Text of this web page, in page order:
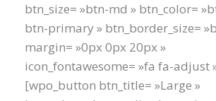
btn_size= »btn-md » btn_color=
btn-primary » btn_border_size=
margin= »0px 0px 20px »
icon_fontawesome= »fa fa-adjust
[wpo_button btn_title= »Large »